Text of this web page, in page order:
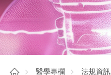
醫學專欄 法規資訊